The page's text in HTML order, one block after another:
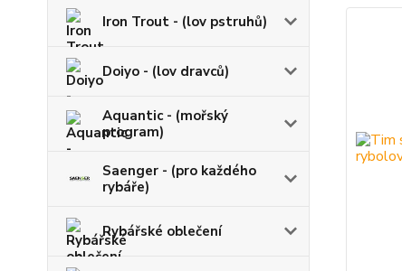
Iron Trout - (lov pstruhů)
Doiyo - (lov dravců)
Aquantic - (mořský
program)
Saenger - (pro každého
rybáře)
Rybářské oblečení